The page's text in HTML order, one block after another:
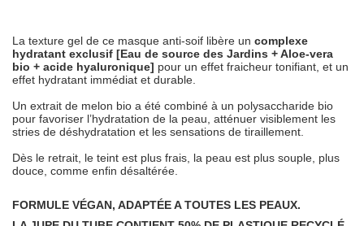
La texture gel de ce masque anti-soif libère un complexe
hydratant exclusif [Eau de source des Jardins + Aloe-vera
bio + acide hyaluronique] pour un effet fraicheur tonifiant, et un
effet hydratant immédiat et durable.
Un extrait de melon bio a été combiné à un polysaccharide bio
pour favoriser l’hydratation de la peau, atténuer visiblement les
stries de déshydratation et les sensations de tiraillement.
Dès le retrait, le teint est plus frais, la peau est plus souple, plus
douce, comme enfin désaltérée.
FORMULE VÉGAN, ADAPTÉE A TOUTES LES PEAUX.